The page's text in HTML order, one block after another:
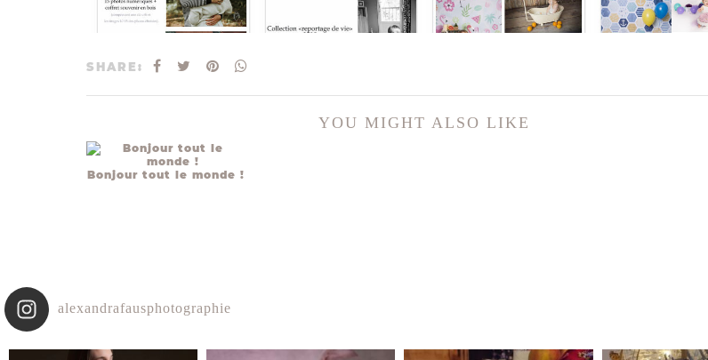
SHARE:
YOU MIGHT ALSO LIKE
Bonjour tout le monde !
alexandrafausphotographie